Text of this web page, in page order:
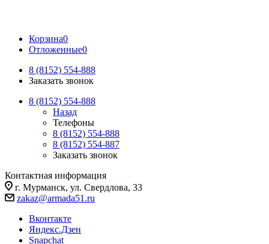
Корзина0
Отложенные0
8 (8152) 554-888
Заказать звонок
8 (8152) 554-888
Назад
Телефоны
8 (8152) 554-888
8 (8152) 554-887
Заказать звонок
Контактная информация
г. Мурманск, ул. Свердлова, 33
zakaz@armada51.ru
Вконтакте
Яндекс.Дзен
Snapchat